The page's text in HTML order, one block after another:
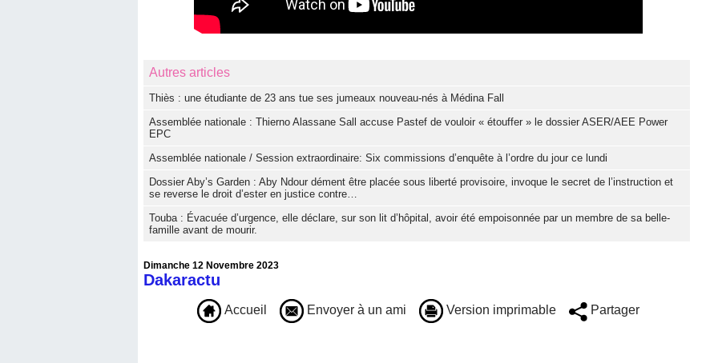
Autres articles
Thiès : une étudiante de 23 ans tue ses jumeaux nouveau-nés à Médina Fall
Assemblée nationale : Thierno Alassane Sall accuse Pastef de vouloir « étouffer » le dossier ASER/AEE Power
EPC
Assemblée nationale / Session extraordinaire: Six commissions d’enquête à l’ordre du jour ce lundi
Dossier Aby’s Garden : Aby Ndour dément être placée sous liberté provisoire, invoque le secret de l’instruction et
se reverse le droit d’ester en justice contre…
Touba : Évacuée d’urgence, elle déclare, sur son lit d’hôpital, avoir été empoisonnée par un membre de sa belle-
famille avant de mourir.
Dimanche 12 Novembre 2023
Dakaractu
Accueil Envoyer à un ami Version imprimable Partager